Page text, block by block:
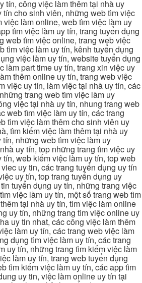
tín, công việc làm thêm tại nhà uy
tín cho sinh viên, những web tìm việc
việc làm online, web tìm việc làm uy
tìm việc làm uy tín, trang tuyển dụng
web tìm việc online, trang web việc
tìm việc làm uy tín, kênh tuyển dụng
việc làm uy tín, website tuyển dụng
làm part time uy tín, trang xin việc uy
thêm online uy tín, trang web việc
việc uy tín, làm việc tại nhà uy tín, các
trang web tìm việc làm uy
việc tại nhà uy tín, nhung trang web
web tìm việc làm uy tín, các trang
tìm việc làm thêm cho sinh viên uy
tìm kiếm việc làm thêm tại nhà uy
những web tìm việc làm uy
uy tín, top những trang tìm việc uy
web kiếm việc làm uy tín, top web
uy tin, các trang tuyển dụng uy tín
uy tín, top trang tuyển dụng uy
tuyển dụng uy tín, những trang việc
việc làm uy tín, một số trang web tìm
tại nhà uy tín, tìm việc làm online
uy tín, những trang tìm việc online uy
uy tin nhat, các công việc làm thêm
làm uy tín, các trang web việc làm
dụng tìm việc làm uy tín, các trang
uy tín, những trang tìm kiếm việc làm
làm uy tín, trang web tuyển dụng
tìm kiếm việc làm uy tín, các app tìm
uy tin, việc làm online uy tín tại